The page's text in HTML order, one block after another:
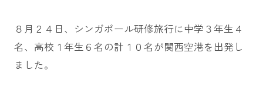
８月２４日、シンガポール研修旅行に中学３年生４
名、高校１年生６名の計１０名が関西空港を出発し
ました。